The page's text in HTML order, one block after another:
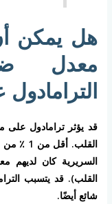
هل يمكن
معدل
قد يؤثر ترامادول على
القلب.
السريرية كان لديهم
القلب). قد يتسبب
شائع أيضًا.